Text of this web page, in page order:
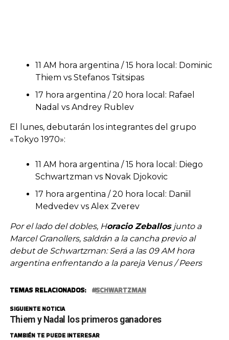
11 AM hora argentina / 15 hora local: Dominic
Thiem vs Stefanos Tsitsipas
17 hora argentina / 20 hora local: Rafael
Nadal vs Andrey Rublev
El lunes, debutarán los integrantes del grupo
«Tokyo 1970»:
11 AM hora argentina / 15 hora local: Diego
Schwartzman vs Novak Djokovic
17 hora argentina / 20 hora local: Daniil
Medvedev vs Alex Zverev
Por el lado del dobles, Horacio Zeballos junto a
Marcel Granollers, saldrán a la cancha previo al
debut de Schwartzman: Será a las 09 AM hora
argentina enfrentando a la pareja Venus / Peers
TEMAS RELACIONADOS: SCHWARTZMAN
SIGUIENTE NOTICIA
Thiem y Nadal los primeros ganadores
TAMBIÉN TE PUEDE INTERESAR